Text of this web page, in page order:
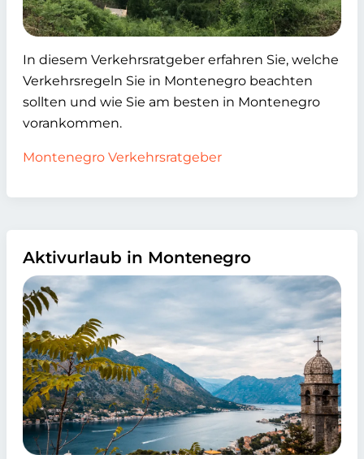
In diesem Verkehrsratgeber erfahren Sie, welche
Verkehrsregeln Sie in Montenegro beachten
sollten und wie Sie am besten in Montenegro
vorankommen.
Montenegro Verkehrsratgeber
Aktivurlaub in Montenegro